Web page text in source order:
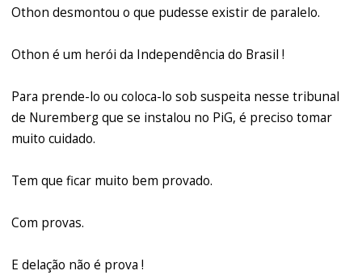
Othon desmontou o que pudesse existir de paralelo.
Othon é um herói da Independência do Brasil !
Para prende-lo ou coloca-lo sob suspeita nesse tribunal
de Nuremberg que se instalou no PiG, é preciso tomar
muito cuidado.
Tem que ficar muito bem provado.
Com provas.
E delação não é prova !